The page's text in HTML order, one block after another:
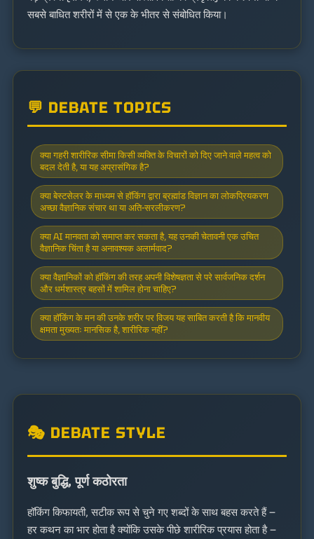
सबसे बाधित शरीरों में से एक के भीतर से संबोधित किया।
💬 DEBATE TOPICS
क्या गहरी शारीरिक सीमा किसी व्यक्ति के विचारों को दिए जाने वाले महत्व को
बदल देती है, या यह अप्रासंगिक है?
क्या बेस्टसेलर के माध्यम से हॉकिंग द्वारा ब्रह्मांड विज्ञान का लोकप्रियकरण
अच्छा वैज्ञानिक संचार था या अति-सरलीकरण?
क्या AI मानवता को समाप्त कर सकता है, यह उनकी चेतावनी एक उचित
वैज्ञानिक चिंता है या अनावश्यक अलार्मवाद?
क्या वैज्ञानिकों को हॉकिंग की तरह अपनी विशेषज्ञता से परे सार्वजनिक दर्शन
और धर्मशास्त्र बहसों में शामिल होना चाहिए?
क्या हॉकिंग के मन की उनके शरीर पर विजय यह साबित करती है कि मानवीय
क्षमता मुख्यतः मानसिक है, शारीरिक नहीं?
🎭 DEBATE STYLE
शुष्क बुद्धि, पूर्ण कठोरता
हॉकिंग किफायती, सटीक रूप से चुने गए शब्दों के साथ बहस करते हैं —
हर कथन का भार होता है क्योंकि उसके पीछे शारीरिक प्रयास होता है —